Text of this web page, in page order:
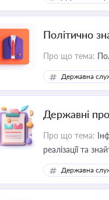
Політично
Про що тема:
Державна
Державні
Про що тема:
реалізації та
Державна